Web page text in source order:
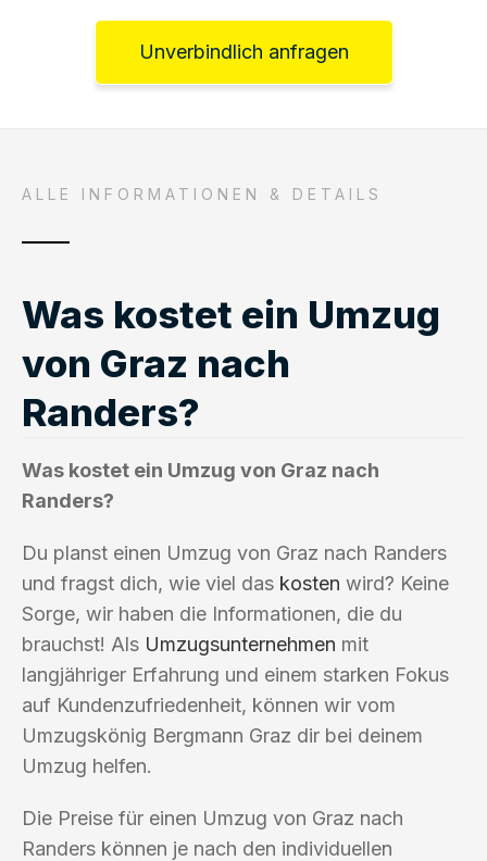
Unverbindlich anfragen
ALLE INFORMATIONEN & DETAILS
Was kostet ein Umzug
von Graz nach
Randers?
Was kostet ein Umzug von Graz nach
Randers?
Du planst einen Umzug von Graz nach Randers
und fragst dich, wie viel das kosten wird? Keine
Sorge, wir haben die Informationen, die du
brauchst! Als Umzugsunternehmen mit
langjähriger Erfahrung und einem starken Fokus
auf Kundenzufriedenheit, können wir vom
Umzugskönig Bergmann Graz dir bei deinem
Umzug helfen.
Die Preise für einen Umzug von Graz nach
Randers können je nach den individuellen